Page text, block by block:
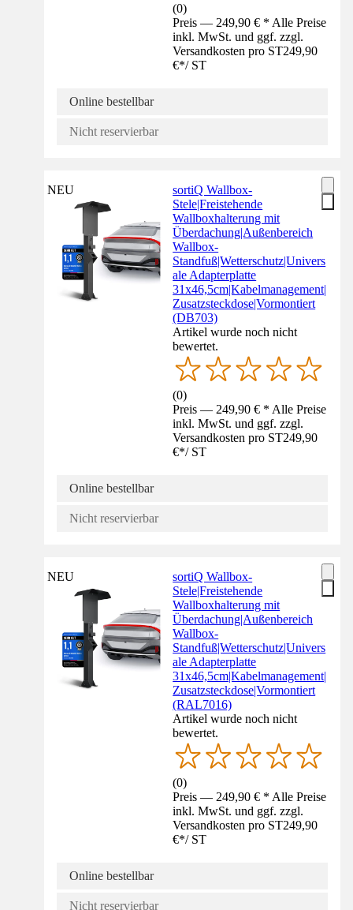
(0)
Preis — 249,90 € * Alle Preise
inkl. MwSt. und ggf. zzgl.
Versandkosten pro ST249,90
€*/ ST
Online bestellbar
Nicht reservierbar
NEU
sortiQ Wallbox-
Stele|Freistehende
Wallboxhalterung mit
Überdachung|Außenbereich
Wallbox-
Standfuß|Wetterschutz|Univers
ale Adapterplatte
31x46,5cm|Kabelmanagement|
Zusatzsteckdose|Vormontiert
(DB703)
Artikel wurde noch nicht
bewertet.
(0)
Preis — 249,90 € * Alle Preise
inkl. MwSt. und ggf. zzgl.
Versandkosten pro ST249,90
€*/ ST
Online bestellbar
Nicht reservierbar
NEU
sortiQ Wallbox-
Stele|Freistehende
Wallboxhalterung mit
Überdachung|Außenbereich
Wallbox-
Standfuß|Wetterschutz|Univers
ale Adapterplatte
31x46,5cm|Kabelmanagement|
Zusatzsteckdose|Vormontiert
(RAL7016)
Artikel wurde noch nicht
bewertet.
(0)
Preis — 249,90 € * Alle Preise
inkl. MwSt. und ggf. zzgl.
Versandkosten pro ST249,90
€*/ ST
Online bestellbar
Nicht reservierbar